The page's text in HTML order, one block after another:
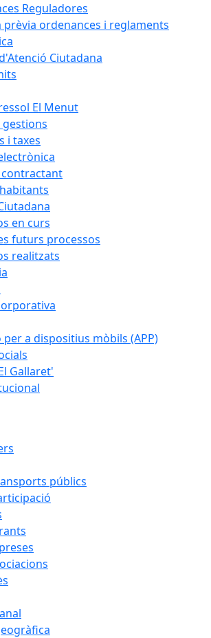
Reguladores
prèvia ordenances i reglaments
Ciutadana
El Menut
i taxes
en curs
futurs processos
realitzats
per a dispositius mòbils (APP)
Gallaret'
públics